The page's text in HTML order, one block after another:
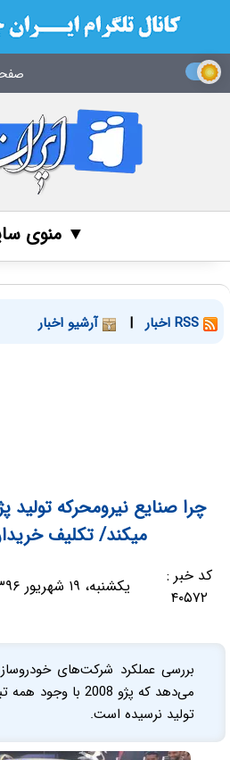
▼ منوی
| آرشیو اخبار
میکند/ تکلیف
کد خبر :
۴۰۵۷۲
یکشنبه، ۱۹ شهریور ۱۳۹۶ - ۱۴:۳۱:۵۸
می‌دهد که پژو 2008
تولید نرسیده است.